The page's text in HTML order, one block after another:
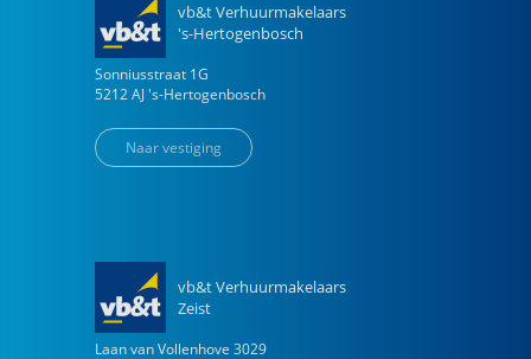
vb&t Verhuurmakelaars
's-Hertogenbosch
Sonniusstraat 1G
5212 AJ 's-Hertogenbosch
Naar vestiging
vb&t Verhuurmakelaars
Zeist
Laan van Vollenhove 3029